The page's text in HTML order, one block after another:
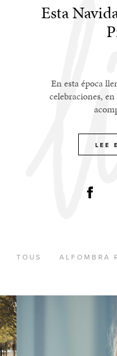
Esta
En esta época
celebraciones,
LEE
TOUS ALFOMBRA